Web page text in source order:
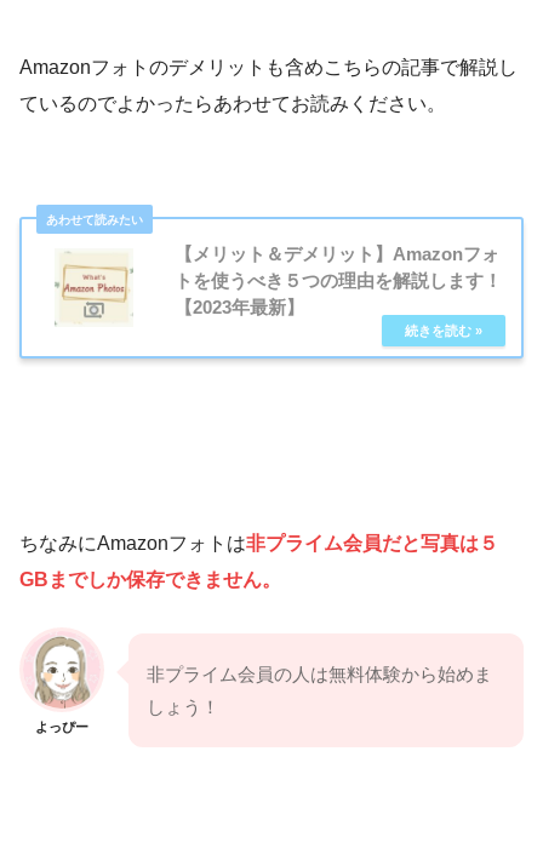
Amazonフォトのデメリットも含めこちらの記事で解説し
ているのでよかったらあわせてお読みください。
【メリット＆デメリット】Amazonフォ
トを使うべき５つの理由を解説します！
【2023年最新】
ちなみにAmazonフォトは非プライム会員だと写真は５
GBまでしか保存できません。
よっぴー
非プライム会員の人は無料体験から始めま
しょう！